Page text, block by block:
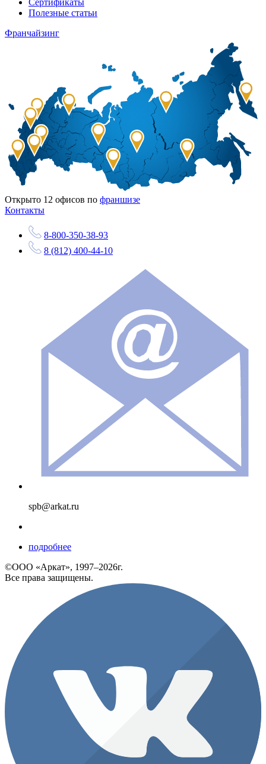
Сертификаты
Полезные статьи
Франчайзинг
Открыто 12 офисов по франшизе
Контакты
8-800-350-38-93
8 (812) 400-44-10
spb@arkat.ru
подробнее
©ООО «Аркат», 1997–2026г.
Все права защищены.